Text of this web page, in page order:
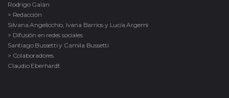
Rodrigo Galán
> Redacción
Silvana Angelicchio, Ivana Barrios y Lucía Argemi
> Difusión en redes sociales
Santiago Bussetti y Camila Bussetti
> Colaboradores
Claudio Eberhardt